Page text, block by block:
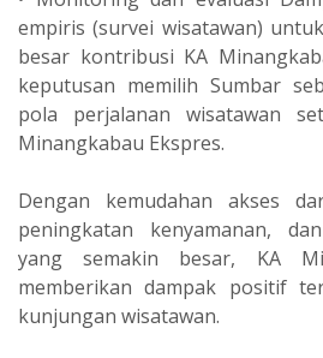
empiris (survei wisatawan)
besar kontribusi KA
keputusan memilih Sumbar
pola perjalanan wisatawan
Minangkabau Ekspres.
Dengan kemudahan akses
peningkatan kenyamanan,
yang semakin besar, KA
memberikan dampak positif
kunjungan wisatawan.